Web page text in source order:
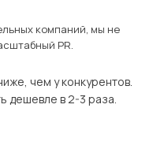
компаний, мы не
PR.
чем у конкурентов.
дешевле в 2-3 раза.